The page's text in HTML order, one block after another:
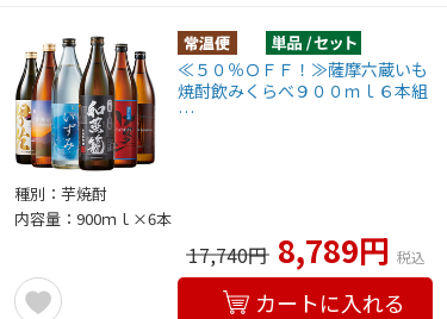
≪５０％ＯＦＦ！≫薩摩六蔵いも
焼酎飲みくらべ９００ｍｌ６本組
…
種別：芋焼酎
内容量：900ｍｌ×6本
17,740円 8,789円 税込
カートに入れる